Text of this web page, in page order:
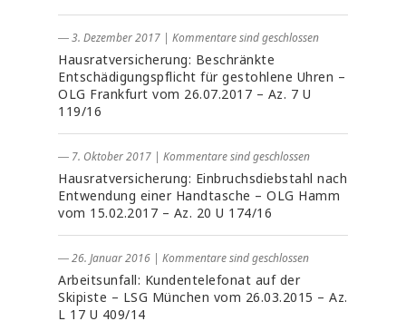
― 3. Dezember 2017 | Kommentare sind geschlossen
Hausratversicherung: Beschränkte
Entschädigungspflicht für gestohlene Uhren –
OLG Frankfurt vom 26.07.2017 – Az. 7 U
119/16
― 7. Oktober 2017 | Kommentare sind geschlossen
Hausratversicherung: Einbruchsdiebstahl nach
Entwendung einer Handtasche – OLG Hamm
vom 15.02.2017 – Az. 20 U 174/16
― 26. Januar 2016 | Kommentare sind geschlossen
Arbeitsunfall: Kundentelefonat auf der
Skipiste – LSG München vom 26.03.2015 – Az.
L 17 U 409/14